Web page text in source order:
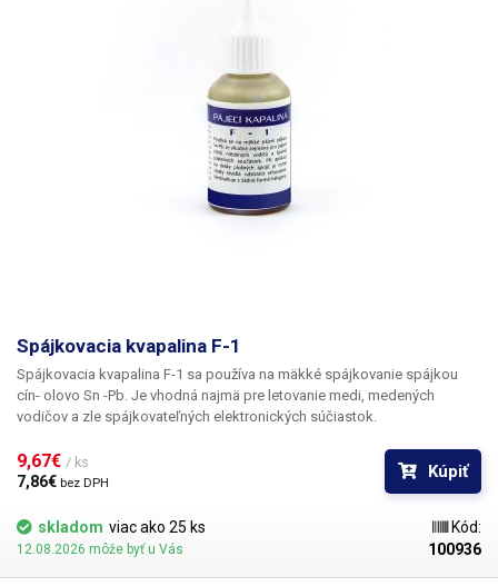
Spájkovacia kvapalina F-1
Spájkovacia kvapalina F-1 sa používa na mäkké spájkovanie spájkou
cín- olovo Sn -Pb. Je vhodná najmä pre letovanie medi, medených
9,67€ / ks
7,86€ bez DPH
Kúpiť
skladom viac ako 25 ks
12.08.2026 môže byť u Vás
Kód:
100936